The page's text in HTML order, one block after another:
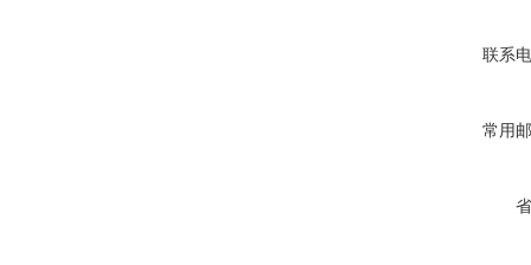
联系
常用